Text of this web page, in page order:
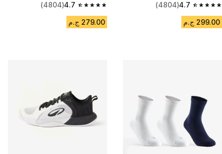
4.7
4.7 out of 5 stars from 4804 reviews
(4804)
299.00 ج.م
4.7
4.7 out of 5 stars from 4804 reviews
(4804)
279.00 ج.م